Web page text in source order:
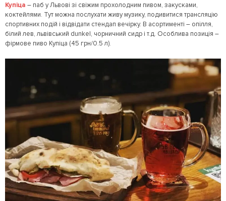
Купіца – паб у Львові зі свіжим прохолодним пивом, закусками,
коктейлями. Тут можна послухати живу музику, подивитися трансляцію
спортивних подій і відвідати стендап вечірку. В асортименті – опілля,
білий лев, львівський dunkel, чорничний сидр і т.д. Особлива позиція –
фірмове пиво Купіца (45 грн/0.5 л).